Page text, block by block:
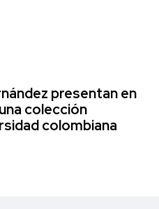
presentan en
colección
colombiana